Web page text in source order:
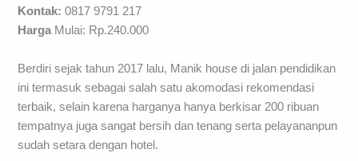
Kontak: 0817 9791 217
HargaMulai: Rp.240.000
Berdiri sejak tahun 2017 lalu, Manik house di jalan pendidikan
ini termasuk sebagai salah satu akomodasi rekomendasi
terbaik, selain karena harganya hanya berkisar 200 ribuan
tempatnya juga sangat bersih dan tenang serta pelayananpun
sudah setara dengan hotel.